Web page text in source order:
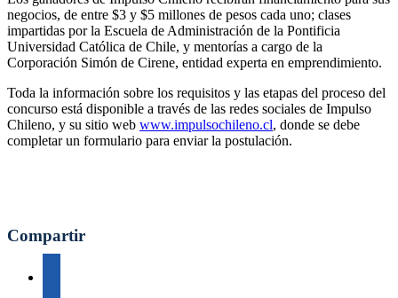
negocios, de entre $3 y $5 millones de pesos cada uno; clases
impartidas por la Escuela de Administración de la Pontificia
Universidad Católica de Chile, y mentorías a cargo de la
Corporación Simón de Cirene, entidad experta en emprendimiento.
Toda la información sobre los requisitos y las etapas del proceso del
concurso está disponible a través de las redes sociales de Impulso
Chileno, y su sitio web www.impulsochileno.cl, donde se debe
completar un formulario para enviar la postulación.
Compartir